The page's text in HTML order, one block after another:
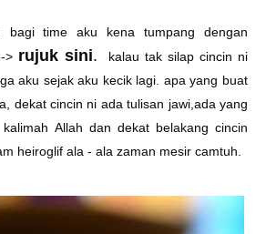
bagi time aku kena tumpang dengan
> rujuk sini. kalau tak silap cincin ni
aku sejak aku kecik lagi. apa yang buat
dekat cincin ni ada tulisan jawi,ada yang
Allah dan dekat belakang cincin
heiroglif ala - ala zaman mesir camtuh.